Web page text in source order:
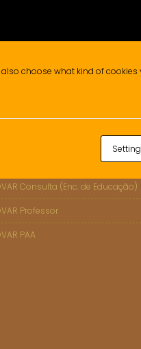
Consulta (Enc. de Educação)
Professor
PAA
also choose what kind of